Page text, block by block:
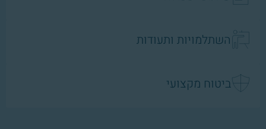
השתלמויות ותעודות
ביטוח מקצועי